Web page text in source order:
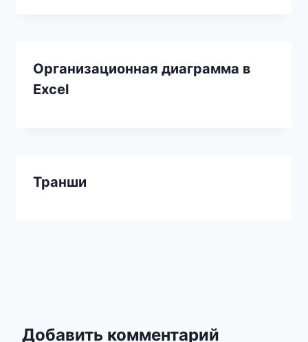
Организационная диаграмма в
Excel
Транши
Добавить комментарий